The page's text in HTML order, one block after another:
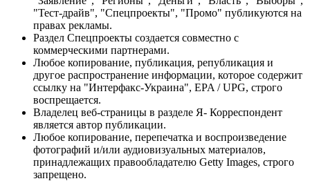
"Тест-драйв", "Спецпроекты", "Промо" публикуются на
правах рекламы.
Раздел Спецпроекты создается совместно с
коммерческими партнерами.
Любое копирование, публикация, републикация и
другое распространение информации, которое содержит
ссылку на "Интерфакс-Украина", EPA / UPG, строго
воспрещается.
Владелец веб-страницы в разделе Я- Корреспондент
является автор публикации.
Любое копирование, перепечатка и воспроизведение
фотографий и/или аудиовизуальных материалов,
принадлежащих правообладателю Getty Images, строго
запрещено.